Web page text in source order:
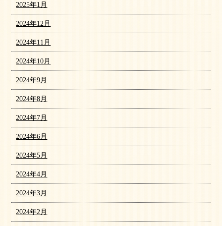
2025年1月
2024年12月
2024年11月
2024年10月
2024年9月
2024年8月
2024年7月
2024年6月
2024年5月
2024年4月
2024年3月
2024年2月